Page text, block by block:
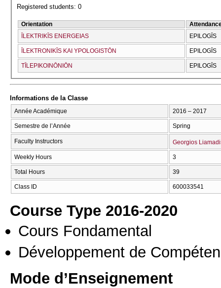
Registered students: 0
Orientation
ĪLEKTRIKĪS ENERGEIAS
EPILOGĪS
ĪLEKTRONIKĪS KAI YPOLOGISTŌN EPILOGĪS
TĪLEPIKOINŌNIŌN EPILOGĪS
Informations de la Classe
Année Académique 2016 – 2017
Semestre de l’Année Spring
Faculty Instructors Georgios
Weekly Hours 3
Total Hours 39
Class ID 600033541
Course Type 2016-2020
Cours Fondamental
Développement de
Mode d’Enseignement